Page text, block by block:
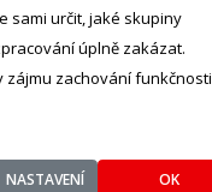
sami určit, jaké skupiny
úplně zakázat.
zájmu zachování funkčnosti
NASTAVENÍ OK